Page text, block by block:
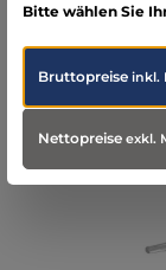
Bitte wählen Sie
Bruttopreiseinkl.
Nettopreiseexkl.